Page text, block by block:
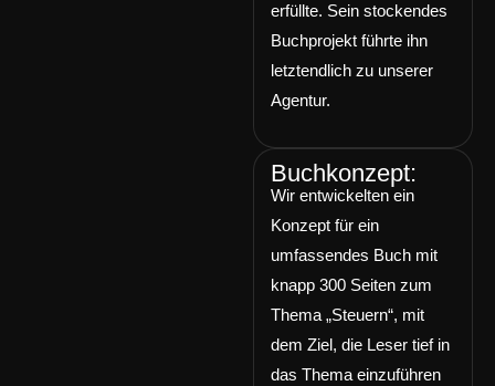
erfüllte. Sein stockendes
Buchprojekt führte ihn
letztendlich zu unserer
Agentur.
Buchkonzept:
Wir entwickelten ein
Konzept für ein
umfassendes Buch mit
knapp 300 Seiten zum
Thema „Steuern“, mit
dem Ziel, die Leser tief in
das Thema einzuführen